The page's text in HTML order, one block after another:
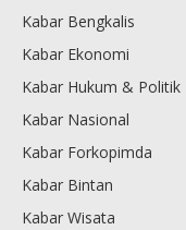
Kabar Bengkalis
Kabar Ekonomi
Kabar Hukum & Politik
Kabar Nasional
Kabar Forkopimda
Kabar Bintan
Kabar Wisata